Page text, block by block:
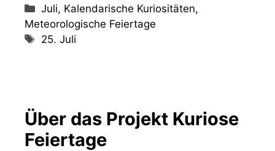
Kategorien
Juli, Kalendarische Kuriositäten,
Meteorologische Feiertage
Schlagwörter
25. Juli
Über das Projekt Kuriose
Feiertage